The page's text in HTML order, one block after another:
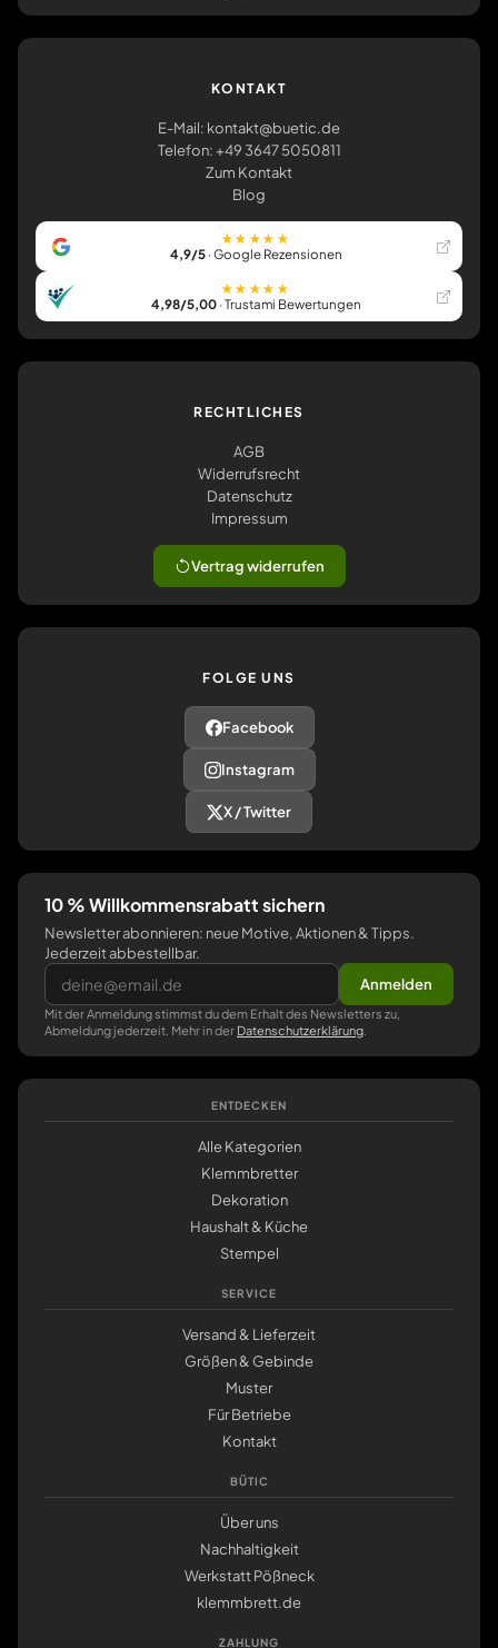
KONTAKT
E-Mail: kontakt@buetic.de
Telefon: +49 3647 5050811
Zum Kontakt
Blog
★★★★★
4,9/5· Google Rezensionen
★★★★★
4,98/5,00· Trustami Bewertungen
RECHTLICHES
AGB
Widerrufsrecht
Datenschutz
Impressum
Vertrag widerrufen
FOLGE UNS
Facebook
Instagram
X / Twitter
10 % Willkommensrabatt sichern
Newsletter abonnieren: neue Motive, Aktionen & Tipps.
Jederzeit abbestellbar.
Anmelden
Mit der Anmeldung stimmst du dem Erhalt des Newsletters zu,
Abmeldung jederzeit. Mehr in der Datenschutzerklärung
ENTDECKEN
Alle Kategorien
Klemmbretter
Dekoration
Haushalt & Küche
Stempel
SERVICE
Versand & Lieferzeit
Größen & Gebinde
Muster
Für Betriebe
Kontakt
BÜTIC
Über uns
Nachhaltigkeit
Werkstatt Pößneck
klemmbrett.de
ZAHLUNG